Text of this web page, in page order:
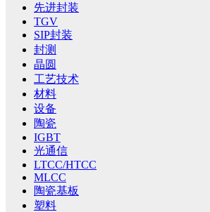
先进封装
TGV
SIP封装
封测
晶圆
工艺技术
材料
设备
陶瓷
IGBT
光通信
LTCC/HTCC
MLCC
陶瓷基板
塑料